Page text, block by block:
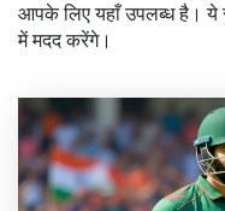
आपके लिए यहाँ उपलब्ध है। ये
में मदद करेंगे।